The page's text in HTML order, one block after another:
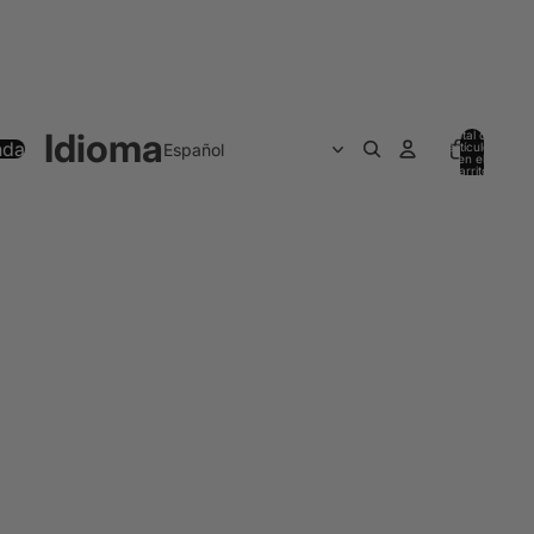
Idioma
Total de
artículos
en el
carrito: